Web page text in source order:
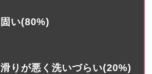
固い(80%)
滑りが悪く洗いづらい(20%)